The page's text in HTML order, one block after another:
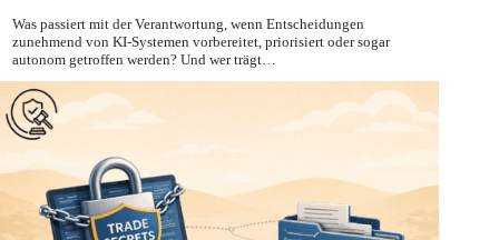
28.05.2026
Was passiert mit der Verantwortung, wenn Entscheidungen
zunehmend von KI-Systemen vorbereitet, priorisiert oder sogar
autonom getroffen werden? Und wer trägt…